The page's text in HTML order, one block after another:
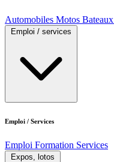
Automobiles Motos Bateaux
Emploi / services
Emploi / Services
Emploi Formation Services
Expos, lotos